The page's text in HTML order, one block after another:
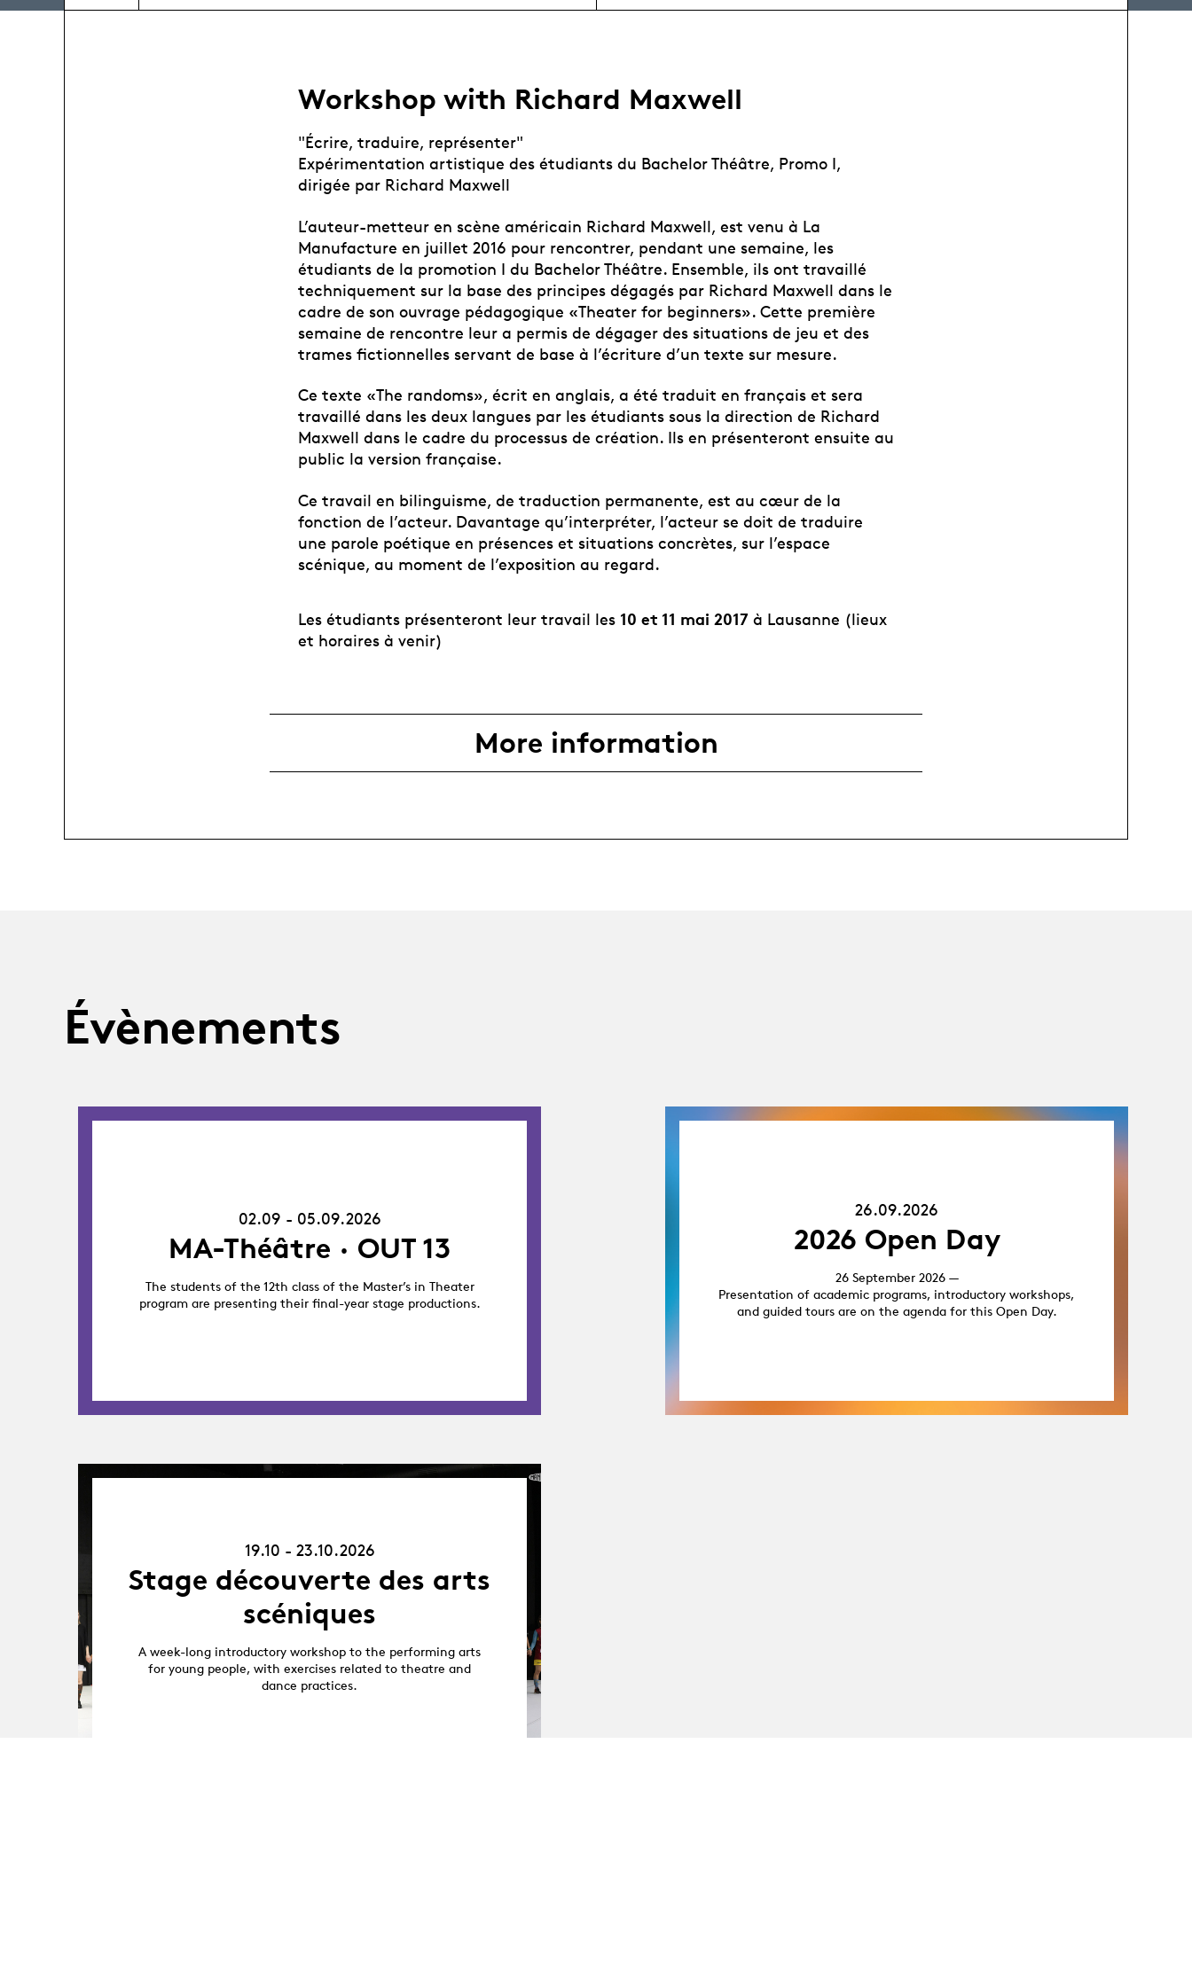
Workshop with Richard Maxwell
"Écrire, traduire, représenter"
Expérimentation artistique des étudiants du Bachelor Théâtre, Promo I,
dirigée par Richard Maxwell
L’auteur-metteur en scène américain Richard Maxwell, est venu à La
Manufacture en juillet 2016 pour rencontrer, pendant une semaine, les
étudiants de la promotion I du Bachelor Théâtre. Ensemble, ils ont travaillé
techniquement sur la base des principes dégagés par Richard Maxwell dans le
cadre de son ouvrage pédagogique «Theater for beginners». Cette première
semaine de rencontre leur a permis de dégager des situations de jeu et des
trames fictionnelles servant de base à l’écriture d’un texte sur mesure.
Ce texte «The randoms», écrit en anglais, a été traduit en français et sera
travaillé dans les deux langues par les étudiants sous la direction de Richard
Maxwell dans le cadre du processus de création. Ils en présenteront ensuite au
public la version française.
Ce travail en bilinguisme, de traduction permanente, est au cœur de la
fonction de l’acteur. Davantage qu’interpréter, l’acteur se doit de traduire
une parole poétique en présences et situations concrètes, sur l’espace
scénique, au moment de l’exposition au regard.
Les étudiants présenteront leur travail les 10 et 11 mai 2017 à Lausanne (lieux
et horaires à venir)
More information
Évènements
02.09 - 05.09.2026
MA-Théâtre · OUT 13
The students of the 12th class of the Master’s in Theater
program are presenting their final-year stage productions.
26.09.2026
2026 Open Day
26 September 2026 —
Presentation of academic programs, introductory workshops,
and guided tours are on the agenda for this Open Day.
19.10 - 23.10.2026
Stage découverte des arts
scéniques
A week-long introductory workshop to the performing arts
for young people, with exercises related to theatre and
dance practices.